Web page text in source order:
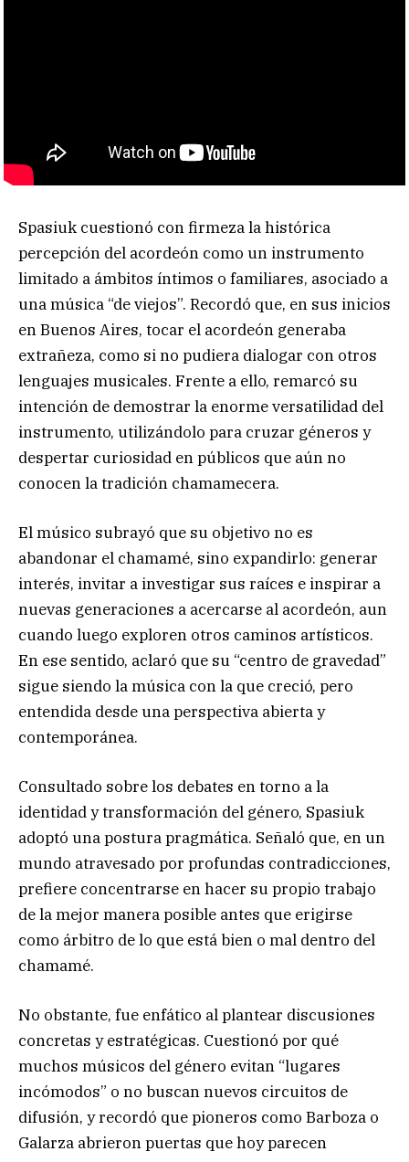
Spasiuk cuestionó con firmeza la histórica
percepción del acordeón como un instrumento
limitado a ámbitos íntimos o familiares, asociado a
una música “de viejos”. Recordó que, en sus inicios
en Buenos Aires, tocar el acordeón generaba
extrañeza, como si no pudiera dialogar con otros
lenguajes musicales. Frente a ello, remarcó su
intención de demostrar la enorme versatilidad del
instrumento, utilizándolo para cruzar géneros y
despertar curiosidad en públicos que aún no
conocen la tradición chamamecera.
El músico subrayó que su objetivo no es
abandonar el chamamé, sino expandirlo: generar
interés, invitar a investigar sus raíces e inspirar a
nuevas generaciones a acercarse al acordeón, aun
cuando luego exploren otros caminos artísticos.
En ese sentido, aclaró que su “centro de gravedad”
sigue siendo la música con la que creció, pero
entendida desde una perspectiva abierta y
contemporánea.
Consultado sobre los debates en torno a la
identidad y transformación del género, Spasiuk
adoptó una postura pragmática. Señaló que, en un
mundo atravesado por profundas contradicciones,
prefiere concentrarse en hacer su propio trabajo
de la mejor manera posible antes que erigirse
como árbitro de lo que está bien o mal dentro del
chamamé.
No obstante, fue enfático al plantear discusiones
concretas y estratégicas. Cuestionó por qué
muchos músicos del género evitan “lugares
incómodos” o no buscan nuevos circuitos de
difusión, y recordó que pioneros como Barboza o
Galarza abrieron puertas que hoy parecen